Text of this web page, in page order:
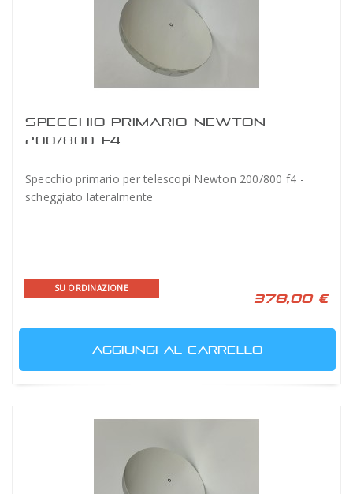
SPECCHIO PRIMARIO NEWTON
200/800 F4
Specchio primario per telescopi Newton 200/800 f4 -
scheggiato lateralmente
SU ORDINAZIONE
378,00 €
AGGIUNGI AL CARRELLO